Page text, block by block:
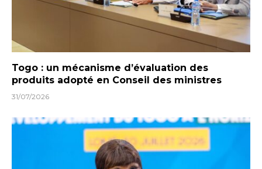
Togo : un mécanisme d’évaluation des
produits adopté en Conseil des ministres
31/07/2026